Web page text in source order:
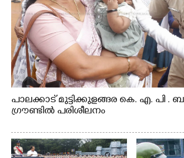
പാലക്കാട് മുട്ടിക്കുളങ്ങര കെ. എ. പി .
ഗ്രൗണ്ടിൽ പരിശീലനം